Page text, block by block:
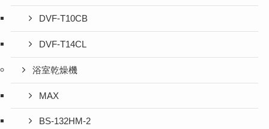
DVF-T10CB
DVF-T14CL
浴室乾燥機
MAX
BS-132HM-2